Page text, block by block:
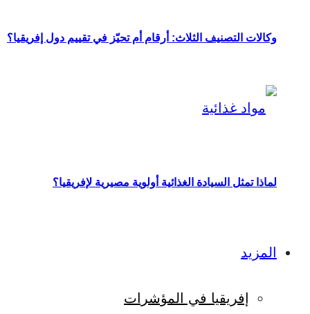
وكالات التصنيف الثلاث: أرقام أم تحيّز في تقييم دول إفريقيا؟
لماذا تمثل السيادة الغذائية أولوية مصيرية لإفريقيا؟
المزيد
إفريقيا في المؤشرات